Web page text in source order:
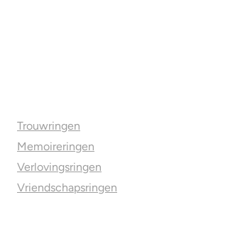
Trouwringen
Memoireringen
Verlovingsringen
Vriendschapsringen